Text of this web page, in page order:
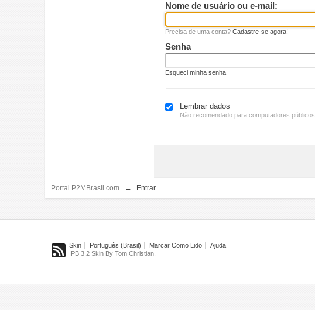
Nome de usuário ou e-mail:
Precisa de uma conta? Cadastre-se agora!
Senha
Esqueci minha senha
Lembrar dados
Não recomendado para computadores públicos
Portal P2MBrasil.com → Entrar
Skin Português (Brasil) Marcar Como Lido
Ajuda
IPB 3.2 Skin By Tom Christian.